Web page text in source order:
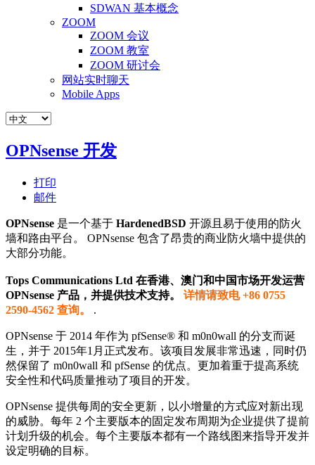
SDWAN 基本概念
ZOOM
ZOOM 会议
ZOOM 教室
ZOOM 研讨会
网站实时聊天
Mobile Apps
OPNsense 开发
打印
邮件
OPNsense 是一个基于 HardenedBSD 开源且易于使用的防火
墙和路由平台。 OPNsense 包含了昂贵的商业防火墙中提供的
大部分功能。
Tops Communications Ltd 在香港、澳门和中国市场开发运营
OPNsense 产品，并提供技术支持。 详情请致电 +86 0755
2590-4562 查询。 .
OPNsense 于 2014 年作为 pfSense® 和 m0n0wall 的分支而诞
生，并于 2015年1月正式发布。该项目发展非常迅速，同时仍
然保留了 m0n0wall 和 pfSense 的优点。更加着重于提高系统
安全性和代码质量推动了项目的开发。
OPNsense 提供每周的安全更新，以小增量的方式应对新出现
的威胁。每年 2 个主要版本的固定发布周期为企业提供了提前
计划升级的机会。每个主要版本都有一个路线图来指导开发并
设定明确的目标。